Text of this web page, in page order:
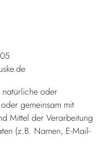
natürliche oder
gemeinsam mit
Mittel der Verarbeitung
(z.B. Namen, E-Mail-